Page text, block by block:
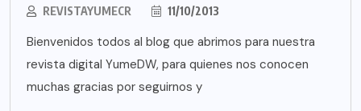
REVISTAYUMECR 11/10/2013
Bienvenidos todos al blog que abrimos para nuestra
revista digital YumeDW, para quienes nos conocen
muchas gracias por seguirnos y